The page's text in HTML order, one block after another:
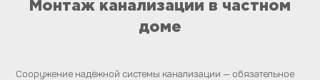
Монтаж канализации в частном
доме
Сооружение надёжной системы канализации — обязательное